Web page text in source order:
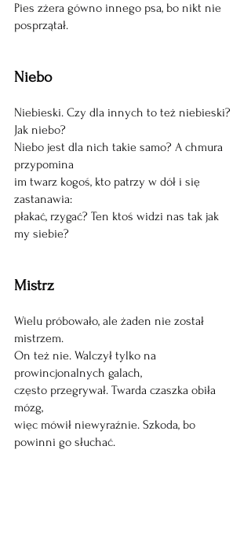
Pies zżera gówno innego psa, bo nikt nie
posprzątał.
Niebo
Niebieski. Czy dla innych to też niebieski?
Jak niebo?
Niebo jest dla nich takie samo? A chmura
przypomina
im twarz kogoś, kto patrzy w dół i się
zastanawia:
płakać, rzygać? Ten ktoś widzi nas tak jak
my siebie?
Mistrz
Wielu próbowało, ale żaden nie został
mistrzem.
On też nie. Walczył tylko na
prowincjonalnych galach,
często przegrywał. Twarda czaszka obiła
mózg,
więc mówił niewyraźnie. Szkoda, bo
powinni go słuchać.